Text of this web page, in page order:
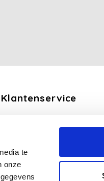
te
onze
Klantenservice
Betaalmethoden